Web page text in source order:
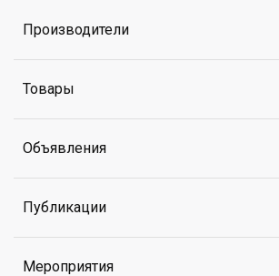
Производители
Товары
Объявления
Публикации
Мероприятия